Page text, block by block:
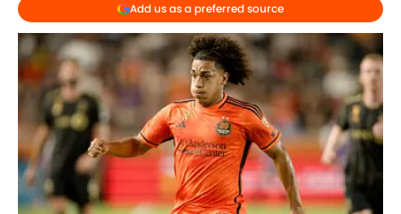
Add us as a preferred source